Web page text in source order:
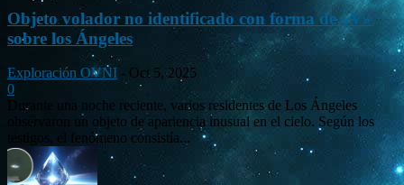
Objeto volador no identificado con forma de «V»
sobre los Ángeles
Exploración OVNI - Oct 5, 2025
0
Durante una noche reciente, varios residentes de Los Ángeles
observaron un objeto de apariencia inusual en el cielo. Según los
testigos, el fenómeno consistía...